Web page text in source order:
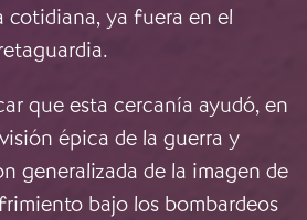
cotidiana, ya fuera en el
que esta cercanía ayudó, en
épica de la guerra y
generalizada de la imagen de
bajo los bombardeos